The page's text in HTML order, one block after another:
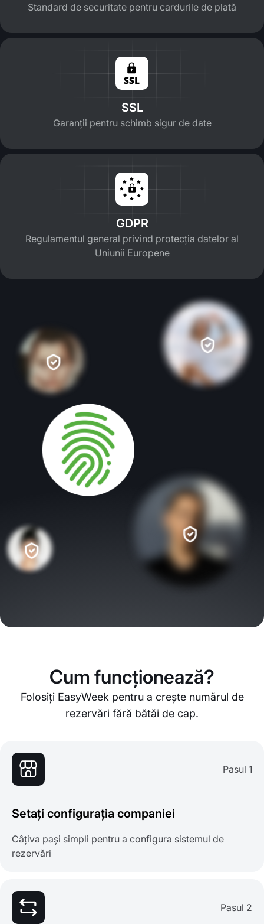
Standard de securitate pentru cardurile de plată
SSL
Garanții pentru schimb sigur de date
GDPR
Regulamentul general privind protecția datelor al
Uniunii Europene
Cum funcționează?
Folosiți EasyWeek pentru a crește numărul de
rezervări fără bătăi de cap.
Pasul 1
Setați configurația companiei
Câțiva pași simpli pentru a configura sistemul de
rezervări
Pasul 2